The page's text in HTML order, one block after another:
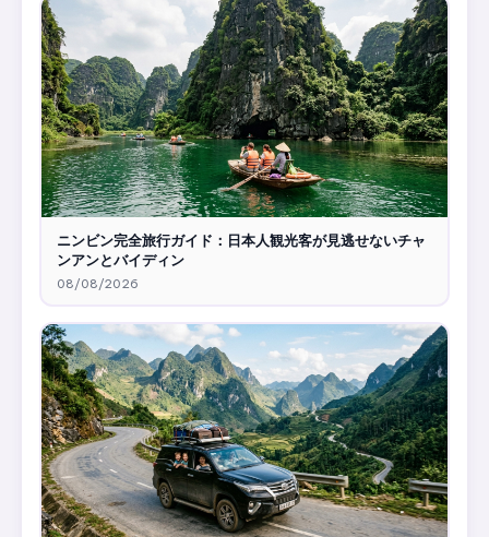
ニンビン完全旅行ガイド：日本人観光客が見逃せないチャ
ンアンとバイディン
08/08/2026